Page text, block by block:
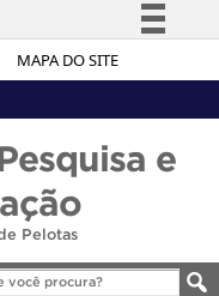
MAPA DO SITE
Simplifique!
Acesso à informação
Legislação
Canais
e
Pelotas